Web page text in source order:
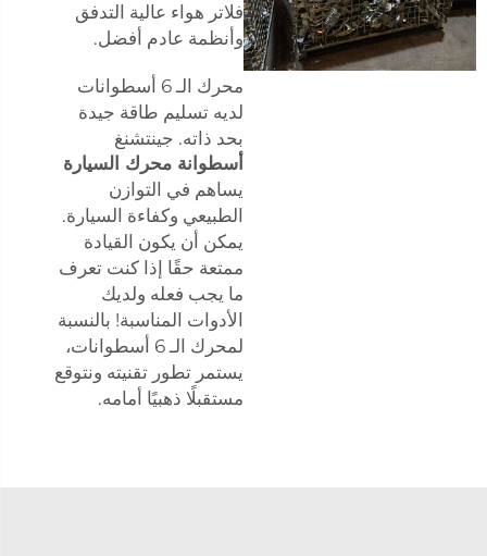
فلاتر هواء عالية التدفق
وأنظمة عادم أفضل.
محرك الـ 6 أسطوانات
لديه تسليم طاقة جيدة
بحد ذاته. جينتشنغ
أسطوانة محرك السيارة
يساهم في التوازن
الطبيعي وكفاءة السيارة.
يمكن أن يكون القيادة
ممتعة حقًا إذا كنت تعرف
ما يجب فعله ولديك
الأدوات المناسبة! بالنسبة
لمحرك الـ 6 أسطوانات،
يستمر تطور تقنيته ونتوقع
مستقبلًا ذهبيًا أمامه.